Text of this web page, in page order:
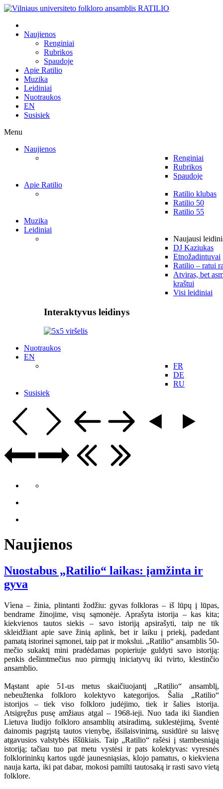
Naujienos
Renginiai
Rubrikos
Spaudoje
Apie Ratilio
Muzika
Leidiniai
Nuotraukos
EN
Susisiek
Menu
Naujienos
Renginiai
Rubrikos
Spaudoje
Apie Ratilio
Ratilio klubas
Ratilio 50
Ratilio 55
Muzika
Leidiniai
Naujausi
DJ Kaziukas
Etnožadintuvai
Ratilio – ratui
Atviras, bet
kraštui
Visi leidiniai
Interaktyvus leidinys
Nuotraukos
EN
FR
DE
RU
Susisiek
Naujienos
Nuostabus „Ratilio“ laikas: įamžinta ir
gyva
Vìena – žinia, plintanti žodžiu: gyvas folkloras – iš lūpų į lūpas,
bendrame žinojime, visų sąmonėje. Aprašyta istorija – kas kita;
kiekvienos tautos siekis – savo istoriją apsirašyti, taip ne tik
skleidžiant apie save žinią aplink, bet ir laiku į priekį, padedant
pamatą istorinei sąmonei, taip pat ir mokslui. „Ratilio“ ansamblis 50-
mečio sukaktį mini pradėdamas popieriuje guldyti savo istoriją:
penkis dešimtmečius nuo pirmųjų iniciatyvų iki tvirto, klestinčio
ansamblio.
Mąstant apie 51-us metus skaičiuojantį „Ratilio“ ansamblį,
nebeužtenka folkloro kolektyvo kategorijos. Šalia „Ratilio“
istorijos – tiek viso folkloro judėjimo, tiek ir šalies istorija.
Atsigręžus pusę amžiaus atgal – 1968-ieji. Nuo tada iki šiandien
Lietuva liudijo folkloro ansamblių atsiradimą, suklestėjimą, šventė
dainomis pagrįstą tautos vienybę, išsilaisvinimą, susidūrė su laisvę
atgavusios valstybės iššūkiais. Taip „Ratilio“ rašėsi į stambesniąją
istoriją; tačiau tuo pat metu vystėsi ir pats kolektyvas: vyresnės
folklorininkų kartos ugdė jaunesniąsias, klojo pamatus, o kiekviena
nauja karta, iki pat dabar, mokosi pamilti tautosaką ir rasti savo vietą
folklore.